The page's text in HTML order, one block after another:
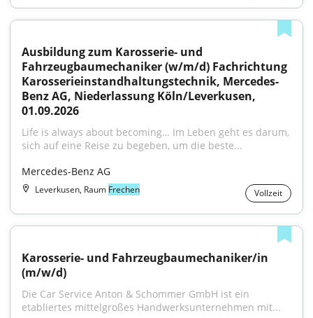
Ausbildung zum Karosserie- und
Fahrzeugbaumechaniker (w/m/d) Fachrichtung
Karosserieinstandhaltungstechnik, Mercedes-
Benz AG, Niederlassung Köln/Leverkusen,
01.09.2026
Life is always about becoming… Im Leben geht es darum,
sich auf eine Reise zu begeben, um die beste...
Mercedes-Benz AG
Leverkusen, Raum Frechen Vollzeit
Karosserie- und Fahrzeugbaumechaniker/in
(m/w/d)
Die Car Service Anton & Schommer GmbH ist ein
etabliertes mittelgroßes Handwerksunternehmen mit...